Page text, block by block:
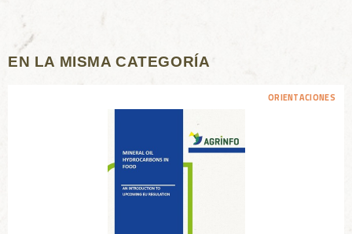
EN LA MISMA CATEGORÍA
ORIENTACIONES